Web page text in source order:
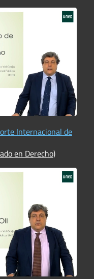
Internacional de
en Derecho)